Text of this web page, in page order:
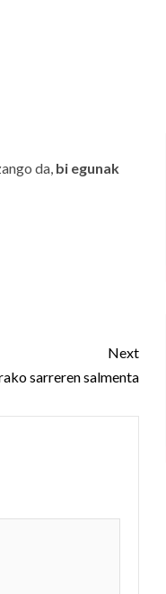
da, bi egunak
Next
sarreren salmenta